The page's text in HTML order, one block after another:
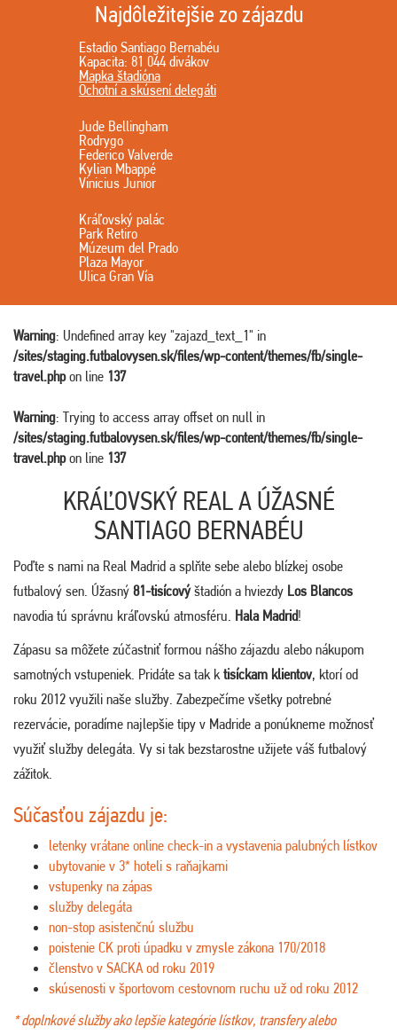
Najdôležitejšie zo zájazdu
Estadio Santiago Bernabéu
Kapacita: 81 044 divákov
Mapka štadióna
Ochotní a skúsení delegáti
Jude Bellingham
Rodrygo
Federico Valverde
Kylian Mbappé
Vinicius Junior
Kráľovský palác
Park Retiro
Múzeum del Prado
Plaza Mayor
Ulica Gran Vía
Warning: Undefined array key "zajazd_text_1" in
/sites/staging.futbalovysen.sk/files/wp-content/themes/fb/single-
travel.phpon line 137
Warning: Trying to access array offset on null in
/sites/staging.futbalovysen.sk/files/wp-content/themes/fb/single-
travel.phpon line 137
KRÁĽOVSKÝ REAL A ÚŽASNÉ
SANTIAGO BERNABÉU
Poďte s nami na Real Madrid a splňte sebe alebo blízkej osobe
futbalový sen. Úžasný 81-tisícovýštadión a hviezdy Los Blancos
navodia tú správnu kráľovskú atmosféru. Hala Madrid!
Zápasu sa môžete zúčastniť formou nášho zájazdu alebo nákupom
samotných vstupeniek. Pridáte sa tak ktisíckam klientov, ktorí od
roku 2012 využili naše služby. Zabezpečíme všetky potrebné
rezervácie, poradíme najlepšie tipy v Madride a ponúkneme možnosť
využiť služby delegáta. Vy si tak bezstarostne užijete váš futbalový
zážitok.
Súčasťou zájazdu je:
letenky vrátane online check-in a vystavenia palubných lístkov
ubytovanie v 3* hoteli s raňajkami
vstupenky na zápas
služby delegáta
non-stop asistenčnú službu
poistenie CK proti úpadku v zmysle zákona 170/2018
členstvo v SACKA od roku 2019
skúsenosti v športovom cestovnom ruchu už od roku 2012
* doplnkové služby ako lepšie kategórie lístkov, transfery alebo